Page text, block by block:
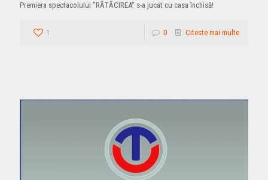
Premiera spectacolului "RĂTĂCIREA" s-a jucat cu casa închisă!
1 0 Citeste mai multe